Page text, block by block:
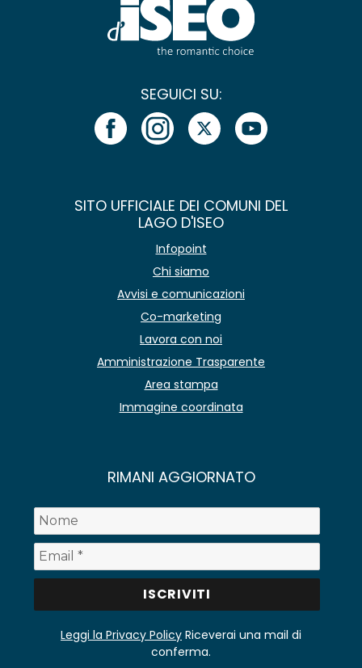
SEGUICI SU:
SITO UFFICIALE DEI COMUNI DEL
LAGO D'ISEO
Infopoint
Chi siamo
Avvisi e comunicazioni
Co-marketing
Lavora con noi
Amministrazione Trasparente
Area stampa
Immagine coordinata
RIMANI AGGIORNATO
Leggi la Privacy Policy Riceverai una mail di
conferma.